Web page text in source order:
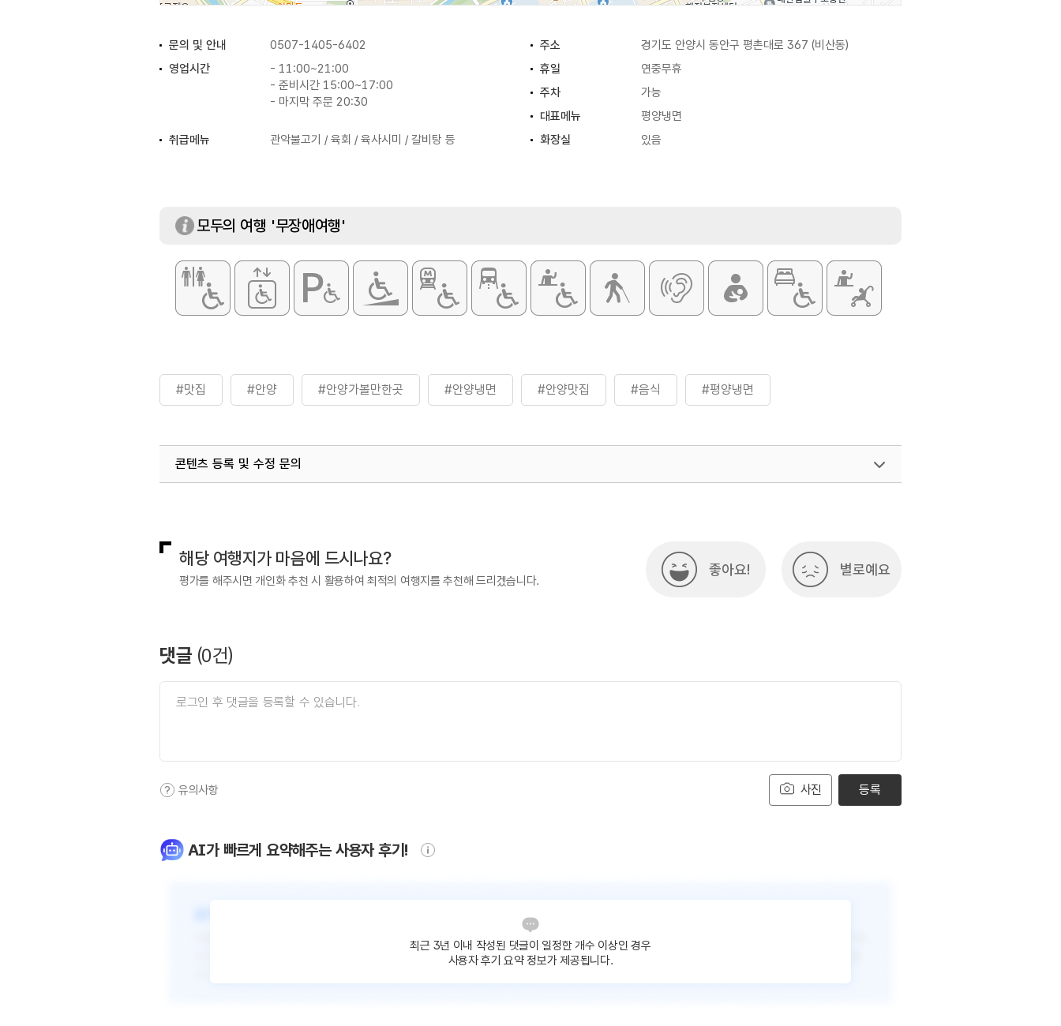
문의 및 안내 0507-1405-6402 주소
경기도 안양시 동안구 평촌대로 367 (비산동)
영업시간
- 11:00~21:00
- 준비시간 15:00~17:00
- 마지막 주문 20:30
휴일
연중무휴
주차
가능
대표메뉴
평양냉면
취급메뉴
관악불고기 / 육회 / 육사시미 / 갈비탕 등 화장실 있음
모두의 여행 '무장애여행'
#맛집 #안양 #안양가볼만한곳 #안양냉면 #안양맛집 #음식 #평양냉면
콘텐츠 등록 및 수정 문의
해당 여행지가 마음에 드시나요?
평가를 해주시면 개인화 추천 시 활용하여 최적의 여행지를 추천해 드리겠습니다.
좋아요! 별로예요
댓글 (0건)
사진
유의사항 등록
AI가 빠르게 요약해주는 사용자 후기!
최근 3년 이내 작성된 댓글이 일정한 개수 이상인 경우
사용자 후기 요약 정보가 제공됩니다.